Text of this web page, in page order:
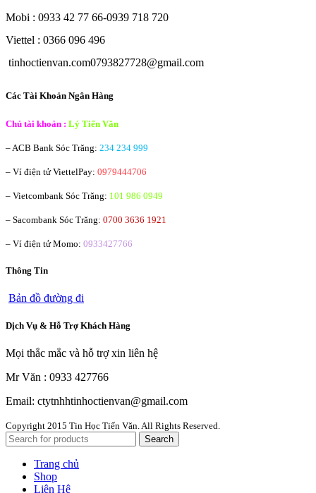
Mobi : 0933 42 77 66-0939 718 720
Viettel : 0366 096 496
tinhoctienvan.com0793827728@gmail.com
Các Tài Khoản Ngân Hàng
Chủ tài khoản : Lý Tiến Văn
– ACB Bank Sóc Trăng: 234 234 999
– Ví điện tử ViettelPay: 0979444706
– Vietcombank Sóc Trăng: 101 986 0949
– Sacombank Sóc Trăng: 0700 3636 1921
– Ví điện tử Momo: 0933427766
Thông Tin
Bản đồ đường đi
Dịch Vụ & Hỗ Trợ Khách Hàng
Mọi thắc mắc và hỗ trợ xin liên hệ
Mr Văn : 0933 427766
Email: ctytnhhtinhoctienvan@gmail.com
Copyright 2015 Tin Học Tiến Văn. All Rights Reserved.
Search
Trang chủ
Shop
Liên Hệ